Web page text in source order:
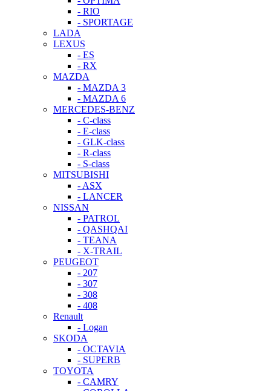
- RIO
- SPORTAGE
LADA
LEXUS
- ES
- RX
MAZDA
- MAZDA 3
- MAZDA 6
MERCEDES-BENZ
- C-class
- E-class
- GLK-class
- R-class
- S-class
MITSUBISHI
- ASX
- LANCER
NISSAN
- PATROL
- QASHQAI
- TEANA
- X-TRAIL
PEUGEOT
- 207
- 307
- 308
- 408
Renault
- Logan
SKODA
- OCTAVIA
- SUPERB
TOYOTA
- CAMRY